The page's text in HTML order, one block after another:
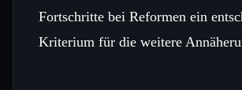
Fortschritte bei Reformen ein
Kriterium für die weitere